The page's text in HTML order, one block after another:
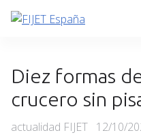
Skip
Diez formas
crucero sin
Categories
actualidad FIJET Posted
12/10/